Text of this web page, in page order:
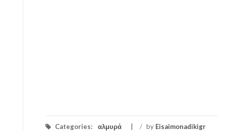
Categories: αλμυρά / by Eisaimonadikigr